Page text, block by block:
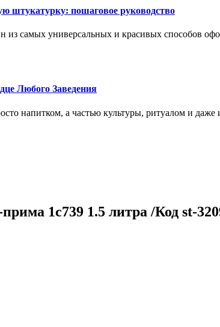
штукатурку: пошаговое руководство
из самых универсальных и красивых способов
Любого Заведения
напитком, а частью культуры, ритуалом и даже
1с739 1.5 литра /Код st-